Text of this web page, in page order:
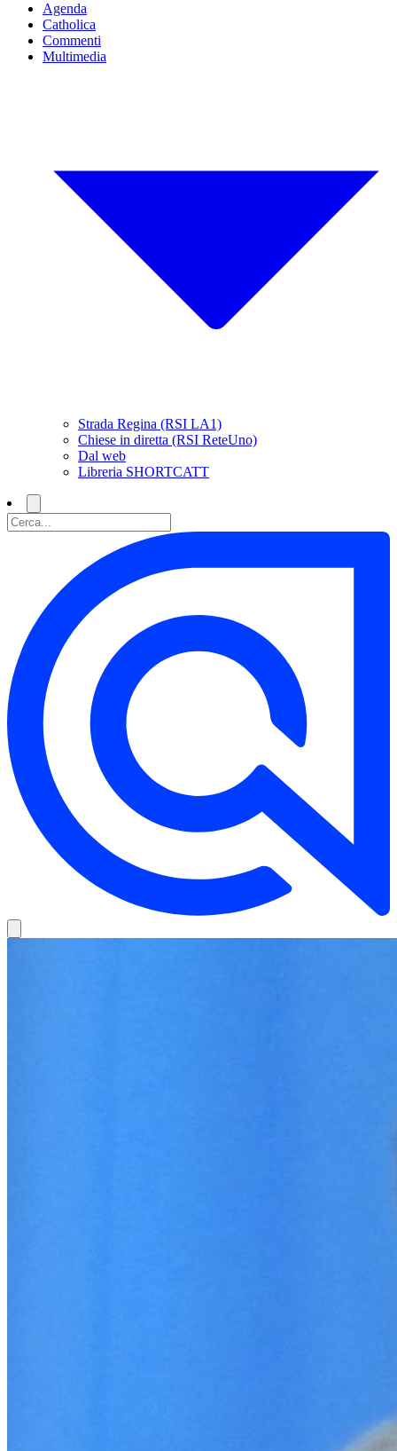
Agenda
Catholica
Commenti
Multimedia
Strada Regina (RSI LA1)
Chiese in diretta (RSI ReteUno)
Dal web
Libreria SHORTCATT